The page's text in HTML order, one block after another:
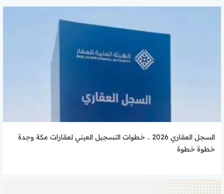
السجل العقاري 2026 .. خطوات التسجيل العيني لعقارات مكة وجدة
خطوة خطوة